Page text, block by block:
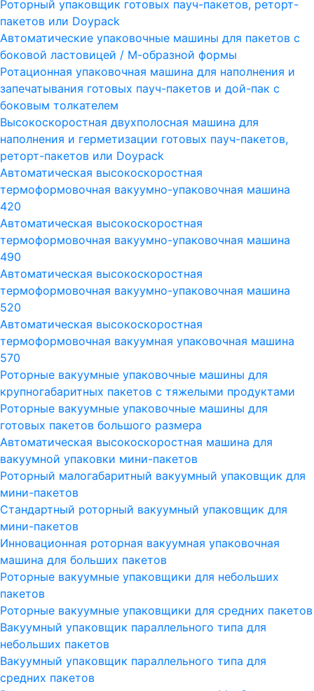
Роторный упаковщик готовых пауч-пакетов, реторт-
пакетов или Doypack
Автоматические упаковочные машины для пакетов с
боковой ластовицей / М-образной формы
Ротационная упаковочная машина для наполнения и
запечатывания готовых пауч-пакетов и дой-пак с
боковым толкателем
Высокоскоростная двухполосная машина для
наполнения и герметизации готовых пауч-пакетов,
реторт-пакетов или Doypack
Автоматическая высокоскоростная
термоформовочная вакуумно-упаковочная машина
420
Автоматическая высокоскоростная
термоформовочная вакуумно-упаковочная машина
490
Автоматическая высокоскоростная
термоформовочная вакуумно-упаковочная машина
520
Автоматическая высокоскоростная
термоформовочная вакуумная упаковочная машина
570
Роторные вакуумные упаковочные машины для
крупногабаритных пакетов с тяжелыми продуктами
Роторные вакуумные упаковочные машины для
готовых пакетов большого размера
Автоматическая высокоскоростная машина для
вакуумной упаковки мини-пакетов
Роторный малогабаритный вакуумный упаковщик для
мини-пакетов
Стандартный роторный вакуумный упаковщик для
мини-пакетов
Инновационная роторная вакуумная упаковочная
машина для больших пакетов
Роторные вакуумные упаковщики для небольших
пакетов
Роторные вакуумные упаковщики для средних пакетов
Вакуумный упаковщик параллельного типа для
небольших пакетов
Вакуумный упаковщик параллельного типа для
средних пакетов